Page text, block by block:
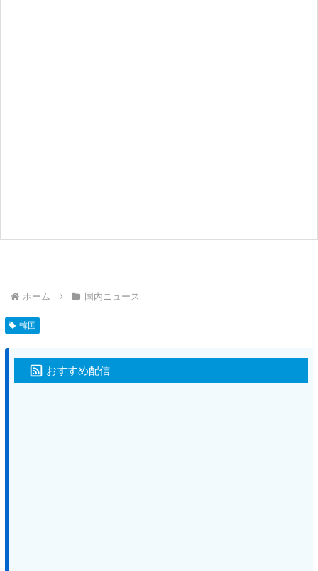
ホーム 国内ニュース
韓国
おすすめ配信